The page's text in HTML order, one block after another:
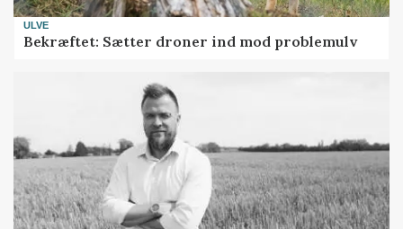
ULVE
Bekræftet: Sætter droner ind mod problemulv